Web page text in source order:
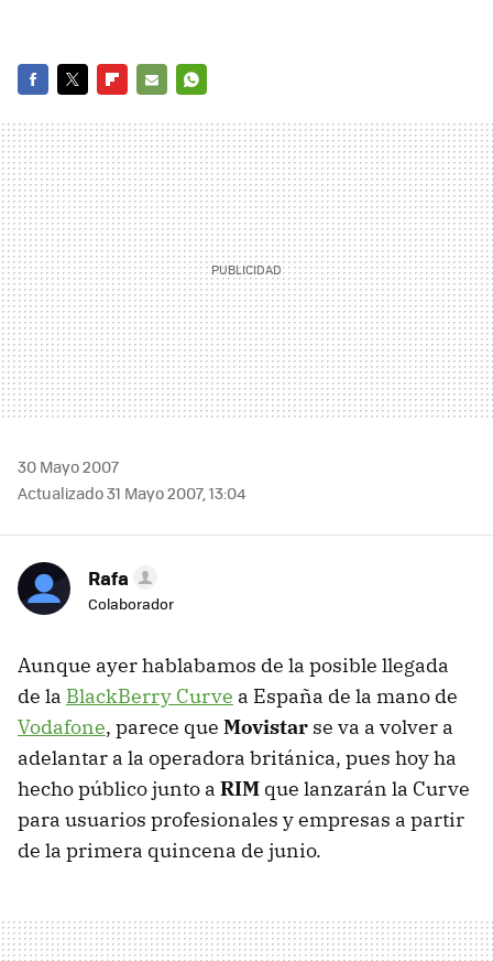
MAIL
30 Mayo 2007
Actualizado 31 Mayo 2007, 13:04
Rafa
Colaborador
Aunque ayer hablabamos de la posible llegada
de la BlackBerry Curve a España de la mano de
Vodafone, parece que Movistar se va a volver a
adelantar a la operadora británica, pues hoy ha
hecho público junto a RIM que lanzarán la Curve
para usuarios profesionales y empresas a partir
de la primera quincena de junio.